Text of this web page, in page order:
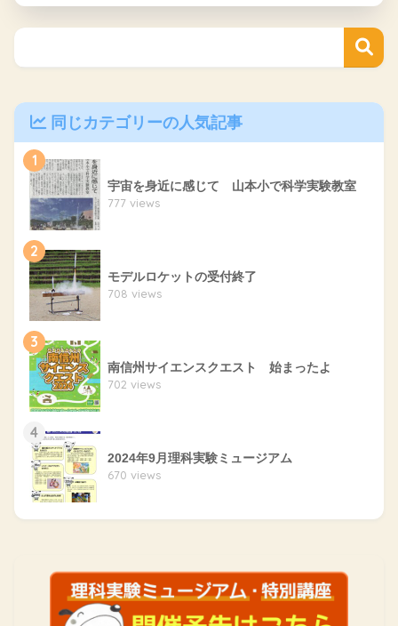
同じカテゴリーの人気記事
1
宇宙を身近に感じて 山本小で科学実験教室
777 views
2
モデルロケットの受付終了
708 views
3
南信州サイエンスクエスト 始まったよ
702 views
4
2024年9月理科実験ミュージアム
670 views